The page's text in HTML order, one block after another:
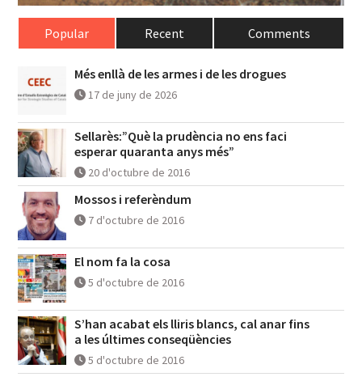
Popular Recent Comments
Més enllà de les armes i de les drogues
17 de juny de 2026
Sellarès:”Què la prudència no ens faci
esperar quaranta anys més”
20 d'octubre de 2016
Mossos i referèndum
7 d'octubre de 2016
El nom fa la cosa
5 d'octubre de 2016
S’han acabat els lliris blancs, cal anar fins
a les últimes conseqüències
5 d'octubre de 2016